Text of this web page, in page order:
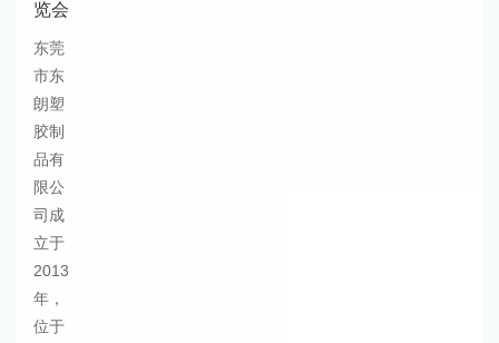
览会
东莞
市东
朗塑
胶制
品有
限公
司成
立于
2013
年，
位于